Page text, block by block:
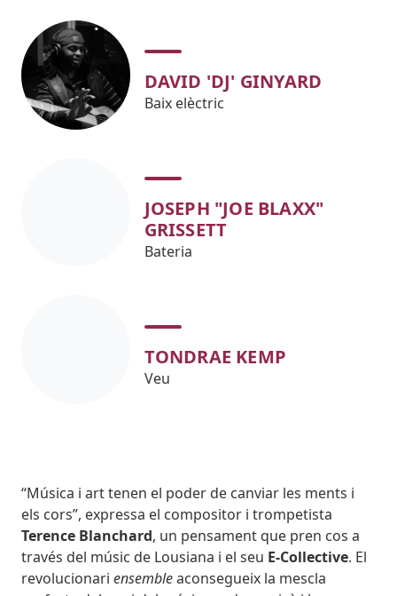
DAVID 'DJ' GINYARD
Baix elèctric
JOSEPH "JOE BLAXX"
GRISSETT
Bateria
TONDRAE KEMP
Veu
Body
“Música i art tenen el poder de canviar les ments i
els cors”, expressa el compositor i trompetista
Terence Blanchard, un pensament que pren cos a
través del músic de Lousiana i el seu E-Collective. El
revolucionari ensembleaconsegueix la mescla